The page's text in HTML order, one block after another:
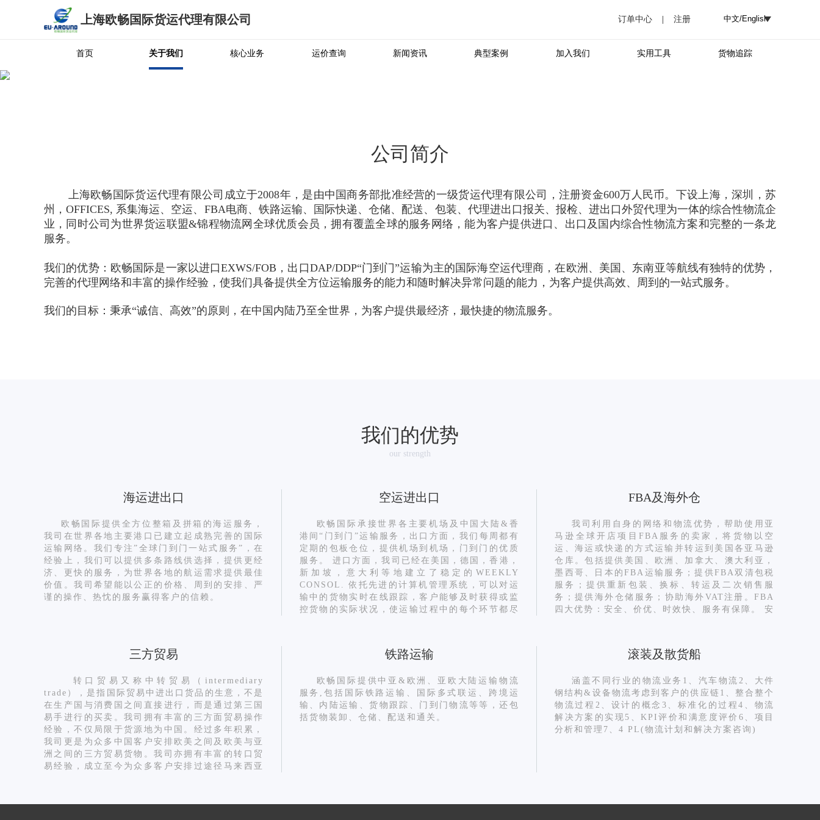
上海欧畅国际货运代理有限公司 订单中心 注册
货物追踪
实用工具
加入我们
典型案例
新闻资讯
运价查询
核心业务
关于我们
首页
公司简介
上海欧畅国际货运代理有限公司成立于2008年，是由中国商务部批准经营的一级货运代理有限公司，注册资金600万人民币。下设上海，深圳，苏
州，OFFICES, 系集海运、空运、FBA电商、铁路运输、国际快递、仓储、配送、包装、代理进出口报关、报检、进出口外贸代理为一体的综合性物流企
业，同时公司为世界货运联盟&锦程物流网全球优质会员，拥有覆盖全球的服务网络，能为客户提供进口、出口及国内综合性物流方案和完整的一条龙
服务。
我们的优势：欧畅国际是一家以进口EXWS/FOB，出口DAP/DDP“门到门”运输为主的国际海空运代理商，在欧洲、美国、东南亚等航线有独特的优势，
完善的代理网络和丰富的操作经验，使我们具备提供全方位运输服务的能力和随时解决异常问题的能力，为客户提供高效、周到的一站式服务。
我们的目标：秉承“诚信、高效”的原则，在中国内陆乃至全世界，为客户提供最经济，最快捷的物流服务。
我们的优势
our strength
海运进出口
欧畅国际提供全方位整箱及拼箱的海运服务，
我司在世界各地主要港口已建立起成熟完善的国际
运输网络。我们专注”全球门到门一站式服务”，在
经验上，我们可以提供多条路线供选择，提供更经
济、更快的服务，为世界各地的航运需求提供最佳
价值。我司希望能以公正的价格、周到的安排、严
谨的操作、热忱的服务赢得客户的信赖。
空运进出口
欧畅国际承接世界各主要机场及中国大陆&香
港间“门到门”运输服务，出口方面，我们每周都有
定期的包板仓位，提供机场到机场，门到门的优质
服务。 进口方面，我司已经在美国，德国，香港，
新加坡，意大利等地建立了稳定的WEEKLY
CONSOL. 依托先进的计算机管理系统，可以对运
输中的货物实时在线跟踪，客户能够及时获得或监
控货物的实际状况，使运输过程中的每个环节都尽
FBA及海外仓
我司利用自身的网络和物流优势，帮助使用亚
马逊全球开店项目FBA服务的卖家，将货物以空
运、海运或快递的方式运输并转运到美国各亚马逊
仓库。包括提供美国、欧洲、加拿大、澳大利亚，
墨西哥、日本的FBA运输服务；提供FBA双清包税
服务；提供重新包装、换标、转运及二次销售服
务；提供海外仓储服务；协助海外VAT注册。FBA
四大优势：安全、价优、时效快、服务有保障。 安
海外当地代理；通关能力强；提前安排配送车辆。
跟踪；专业团队及时处理问题。
三方贸易
转口贸易又称中转贸易（intermediary
trade），是指国际贸易中进出口货品的生意，不是
在生产国与消费国之间直接进行，而是通过第三国
易手进行的买卖。我司拥有丰富的三方面贸易操作
经验，不仅局限于货源地为中国。经过多年积累，
我司更是为众多中国客户安排欧美之间及欧美与亚
洲之间的三方贸易货物。我司亦拥有丰富的转口贸
易经验，成立至今为众多客户安排过途径马来西亚
让反倾销不再成为双方贸易的绊脚石。
铁路运输
欧畅国际提供中亚&欧洲、亚欧大陆运输物流
服务,包括国际铁路运输、国际多式联运、跨境运
输、内陆运输、货物跟踪、门到门物流等等，还包
括货物装卸、仓储、配送和通关。
滚装及散货船
涵盖不同行业的物流业务1、汽车物流2、大件
钢结构&设备物流考虑到客户的供应链1、整合整个
物流过程2、设计的概念3、标准化的过程4、物流
解决方案的实现5、KPI评价和满意度评价6、项目
分析和管理7、4 PL(物流计划和解决方案咨询)